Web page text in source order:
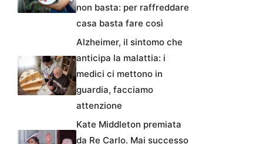
non basta: per raffreddare
casa basta fare così
Alzheimer, il sintomo che
anticipa la malattia: i
medici ci mettono in
guardia, facciamo
attenzione
Kate Middleton premiata
da Re Carlo. Mai successo